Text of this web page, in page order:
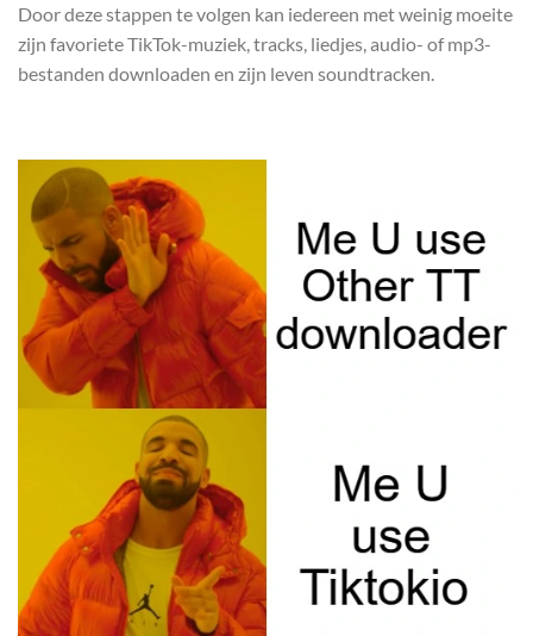
Door deze stappen te volgen kan iedereen met weinig moeite
zijn favoriete TikTok-muziek, tracks, liedjes, audio- of mp3-
bestanden downloaden en zijn leven soundtracken.